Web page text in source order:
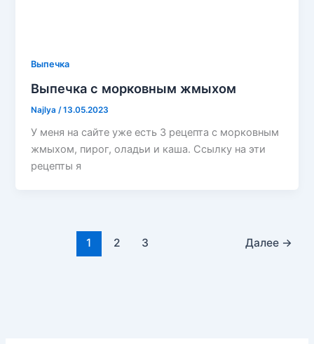
Выпечка
Выпечка с морковным жмыхом
Najlya /13.05.2023
У меня на сайте уже есть 3 рецепта с морковным
жмыхом, пирог, оладьи и каша. Ссылку на эти
рецепты я
1 2 3 Далее →